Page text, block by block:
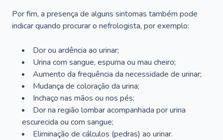
Por fim, a presença de alguns sintomas também pode
indicar quando procurar o nefrologista, por exemplo:
Dor ou ardência ao urinar;
Urina com sangue, espuma ou mau cheiro;
Aumento da frequência da necessidade de urinar;
Mudança de coloração da urina;
Inchaço nas mãos ou nos pés;
Dor na região lombar acompanhada por urina
escurecida ou com sangue;
Eliminação de cálculos (pedras) ao urinar.